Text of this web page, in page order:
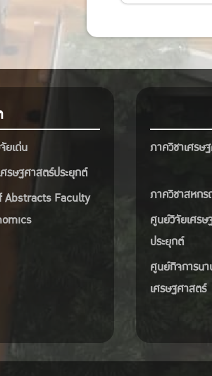
ยเด่น
ศรษฐศาสตร์ประยุกต์
Abstracts Faculty
ภาควิชาเศรษ
ภาควิชาสหก
ศูนย์วิจัยเศร
ประยุกต์
ศูนย์กิจการน
เศรษฐศาสตร์